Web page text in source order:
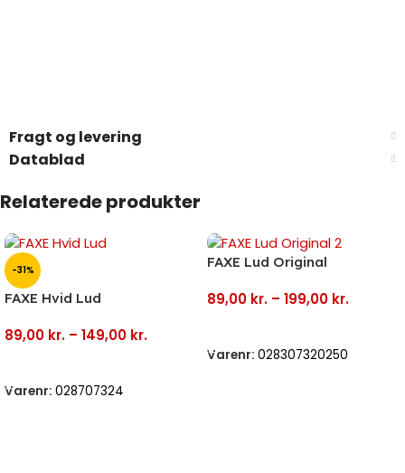
Fragt og levering
Datablad
Relaterede produkter
-31%
FAXE Hvid Lud
89,00 kr. – 149,00 kr.
Varenr: 028707324
FAXE Lud Original
89,00 kr. – 199,00 kr.
Varenr: 028307320250